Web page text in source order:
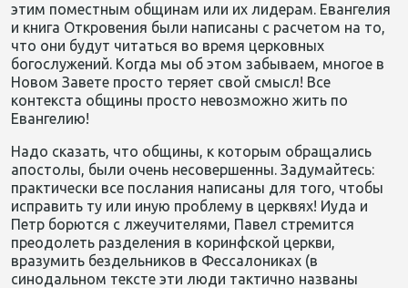
этим поместным общинам или их лидерам. Евангелия
и книга Откровения были написаны с расчетом на то,
что они будут читаться во время церковных
богослужений. Когда мы об этом забываем, многое в
Новом Завете просто теряет свой смысл! Все
контекста общины просто невозможно жить по
Евангелию!
Надо сказать, что общины, к которым обращались
апостолы, были очень несовершенны. Задумайтесь:
практически все послания написаны для того, чтобы
исправить ту или иную проблему в церквях! Иуда и
Петр борются с лжеучителями, Павел стремится
преодолеть разделения в коринфской церкви,
вразумить бездельников в Фессалониках (в
синодальном тексте эти люди тактично названы